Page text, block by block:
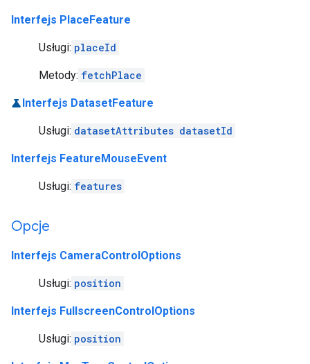
Interfejs PlaceFeature
Usługi: placeId
Metody: fetchPlace
Interfejs DatasetFeature
Usługi: datasetAttributes datasetId
Interfejs FeatureMouseEvent
Usługi: features
Opcje
Interfejs CameraControlOptions
Usługi: position
Interfejs FullscreenControlOptions
Usługi: position